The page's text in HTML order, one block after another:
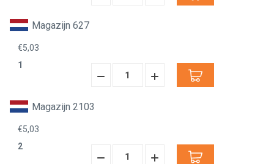
Magazijn 627
€5,03
1
Hoeveelheid
Hoeveelheid
Magazijn 2103
€5,03
2
Hoeveelheid
Hoeveelheid